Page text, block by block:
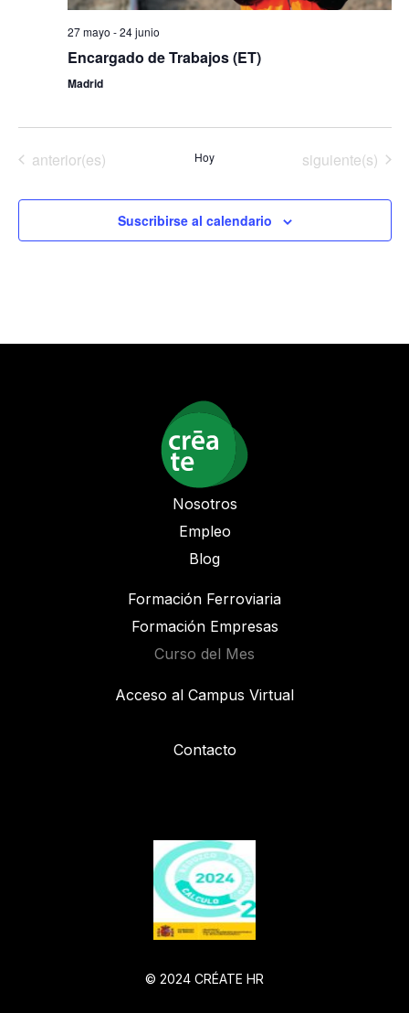
27 mayo -24 junio
Encargado de Trabajos (ET)
Madrid
Eventos
anterior(es) Hoy Eventos
siguiente(s)
Suscribirse al calendario
Nosotros
Empleo
Blog
Formación Ferroviaria
Formación Empresas
Curso del Mes
Acceso al Campus Virtual
Contacto
© 2024 CRÉATE HR